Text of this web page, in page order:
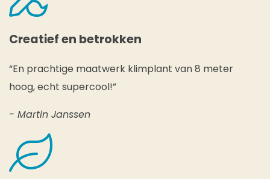
Creatief en betrokken
“En prachtige maatwerk klimplant van 8 meter
hoog, echt supercool!”
- Martin Janssen